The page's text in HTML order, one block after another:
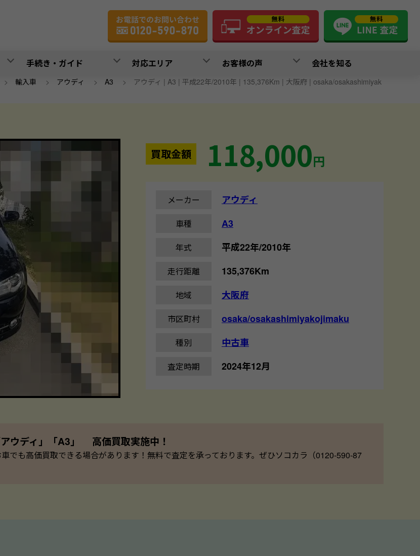
手続き・ガイド 対応エリア お客様の声 会社を知る
> 輸入車 > アウディ > A3 > アウディ | A3 | 平成22年/2010年 | 135,376Km | 大阪府 | osaka/osakashimiyak
買取金額 118,000円
メーカー アウディ
車種 A3
年式 平成22年/2010年
走行距離 135,376Km
地域 大阪府
市区町村 osaka/osakashimiyakojimaku
種別 中古車
査定時期 2024年12月
アウディ」「A3」 高価買取実施中！
でも高価買取できる場合があります！無料で査定を承っております。ぜひソコカラ（0120-590-87